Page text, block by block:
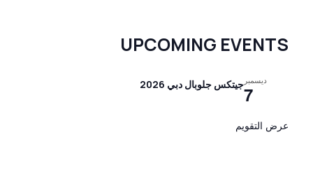
UPCOMING EVENTS
ديسمبر
7جيتكس جلوبال دبي 2026
عرض التقويم